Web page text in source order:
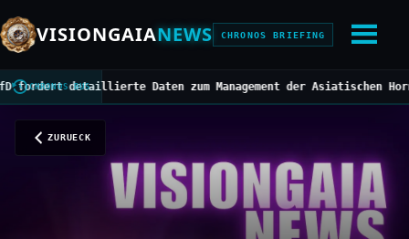
VISIONGAIANEWS CHRONOS BRIEFING
CHRONOS BUS
detaillierte Daten zum Management der Asiatischen Hornisse
ZURUECK